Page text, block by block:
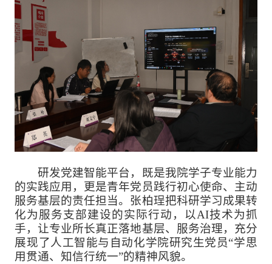
研发党建智能平台，既是我院学子专业能力
的实践应用，更是青年党员践行初心使命、主动
服务基层的责任担当。张柏珵把科研学习成果转
化为服务支部建设的实际行动，以AI技术为抓
手，让专业所长真正落地基层、服务治理，充分
展现了人工智能与自动化学院研究生党员“学思
用贯通、知信行统一”的精神风貌。